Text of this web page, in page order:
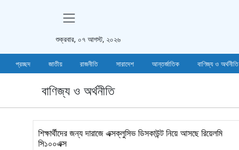
শুক্রবার, ০৭ আগস্ট, ২০২৬
প্রচ্ছদ জাতীয় রাজনীতি সারাদেশ আন্তর্জাতিক বাণিজ্য ও অর্থনীতি
বাণিজ্য ও অর্থনীতি
শিক্ষার্থীদের জন্য দারাজে এক্সক্লুসিভ ডিসকাউন্ট নিয়ে আসছে রিয়েলমি
সি১০০এক্স